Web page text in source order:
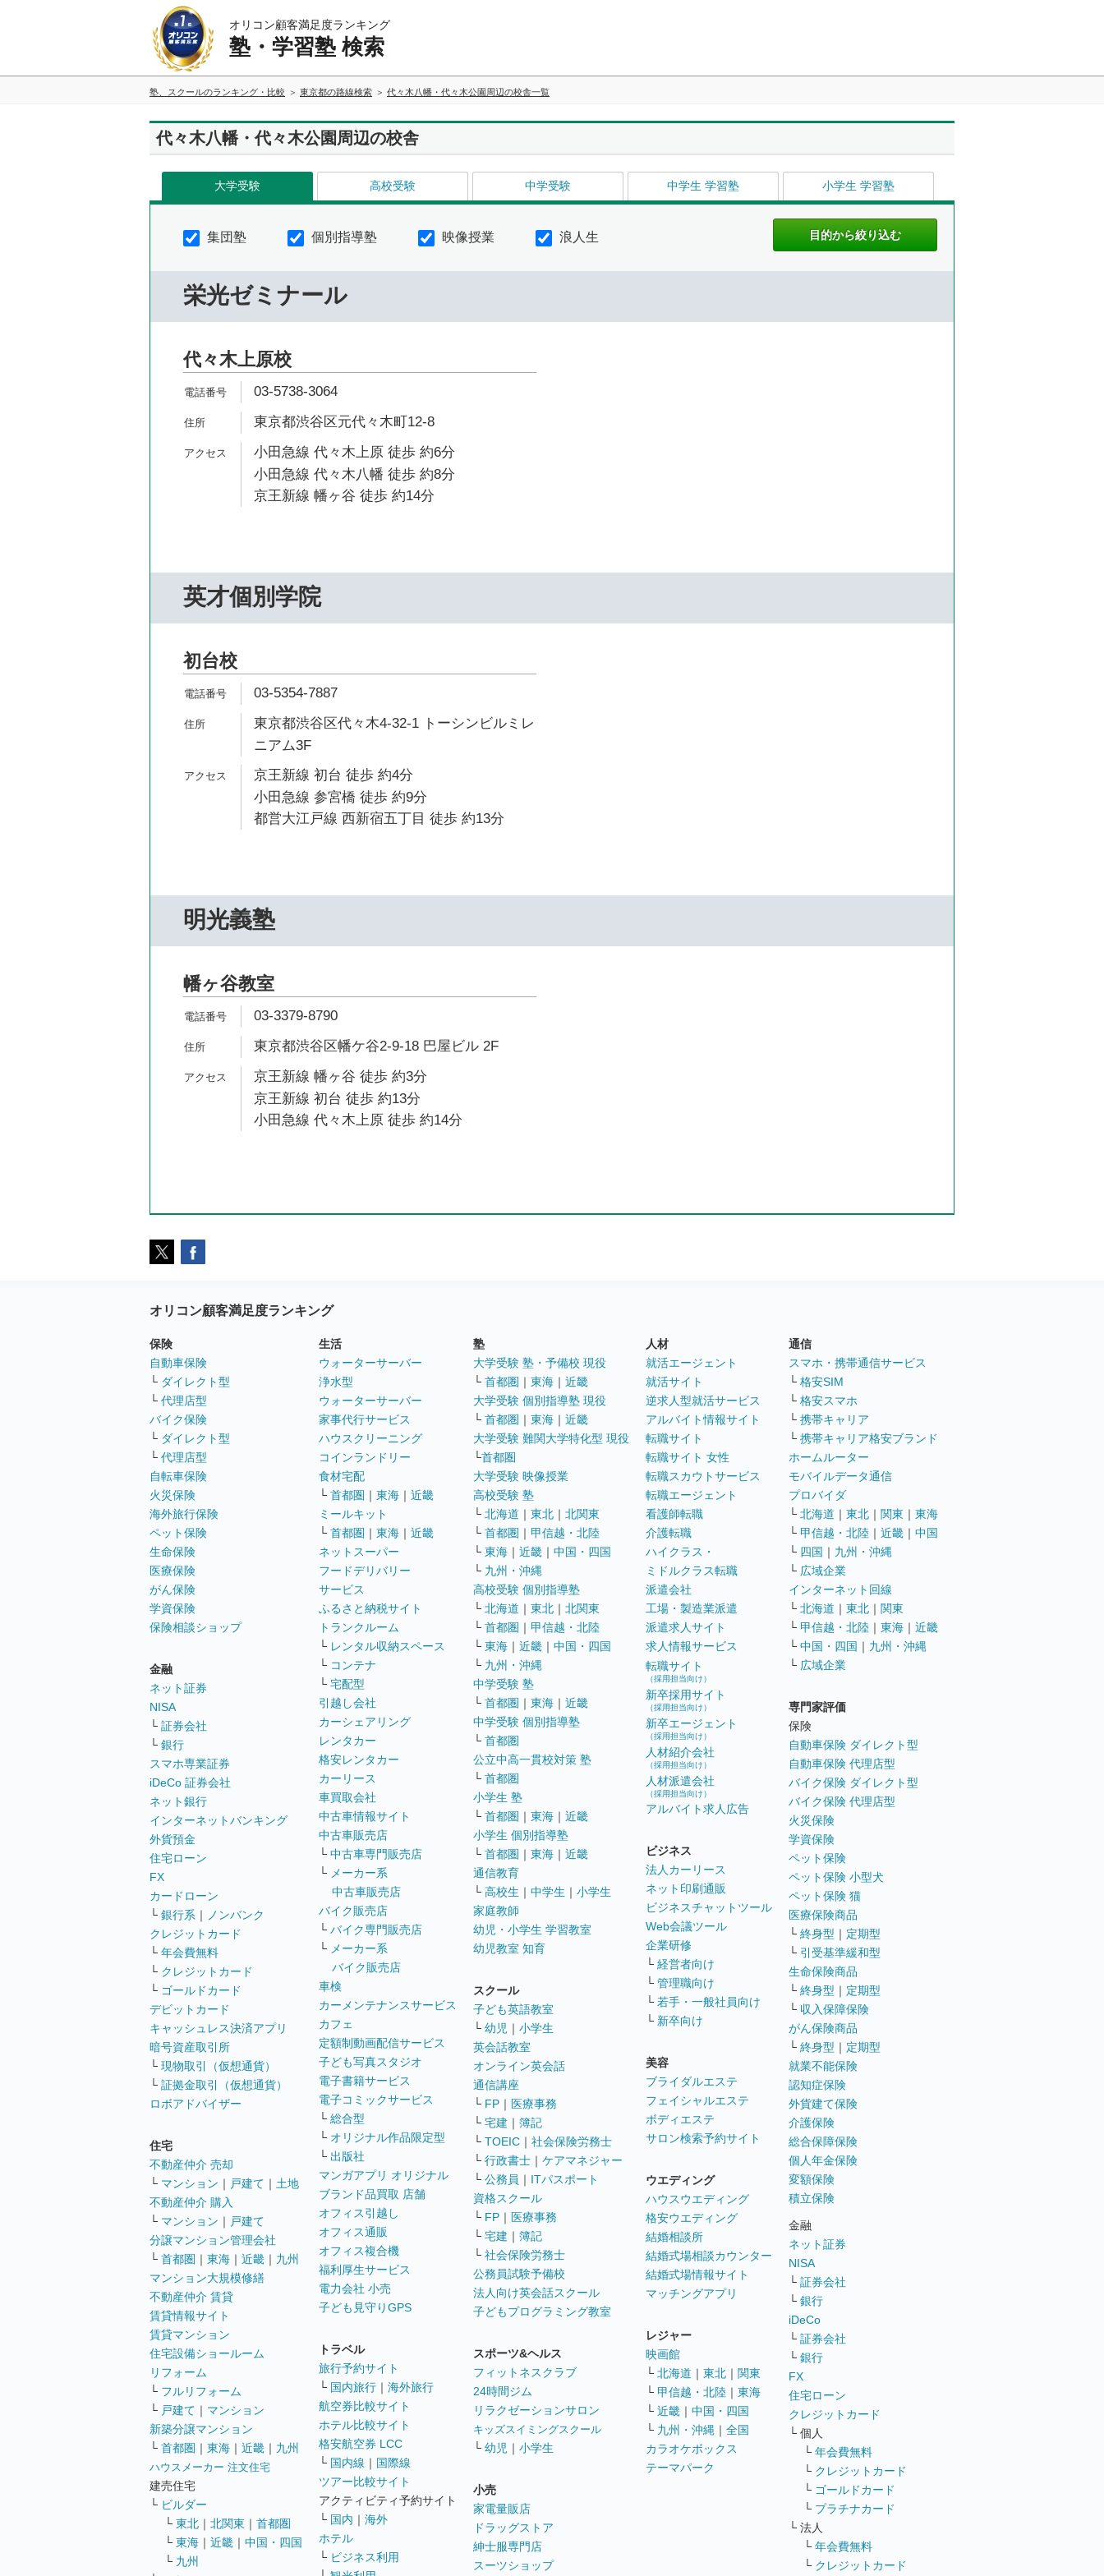
オリコン顧客満足度ランキング
塾・学習塾 検索
塾、スクールのランキング・比較 東京都の路線検索 代々木八幡・代々木公園周辺の校舎一覧
代々木八幡・代々木公園周辺の校舎
大学受験 高校受験 中学受験 中学生 学習塾 小学生 学習塾
集団塾 個別指導塾 映像授業 浪人生
栄光ゼミナール
代々木上原校
03-5738-3064
東京都渋谷区元代々木町12-8
小田急線 代々木上原 徒歩 約6分
小田急線 代々木八幡 徒歩 約8分
京王新線 幡ヶ谷 徒歩 約14分
英才個別学院
初台校
03-5354-7887
東京都渋谷区代々木4-32-1 トーシンビルミレ
ニアム3F
京王新線 初台 徒歩 約4分
小田急線 参宮橋 徒歩 約9分
都営大江戸線 西新宿五丁目 徒歩 約13分
明光義塾
幡ヶ谷教室
03-3379-8790
東京都渋谷区幡ケ谷2-9-18 巴屋ビル 2F
京王新線 幡ヶ谷 徒歩 約3分
京王新線 初台 徒歩 約13分
小田急線 代々木上原 徒歩 約14分
オリコン顧客満足度ランキング
保険
自動車保険
└ ダイレクト型
└ 代理店型
バイク保険
└ ダイレクト型
└ 代理店型
自転車保険
火災保険
海外旅行保険
ペット保険
生命保険
医療保険
がん保険
学資保険
保険相談ショップ
金融
ネット証券
NISA
└ 証券会社
└ 銀行
スマホ専業証券
iDeCo 証券会社
ネット銀行
インターネットバンキング
外貨預金
住宅ローン
FX
カードローン
└ 銀行系 ｜
ノンバンク
クレジットカード
└ 年会費無料
└ クレジットカード
└ ゴールドカード
デビットカード
キャッシュレス決済アプリ
暗号資産取引所
└ 現物取引（仮想通貨）
└ 証拠金取引（仮想通貨）
ロボアドバイザー
住宅
不動産仲介 売却
└ マンション ｜ 戸建て ｜ 土地
不動産仲介 購入
└ マンション ｜ 戸建て
分譲マンション管理会社
└ 首都圏 ｜ 東海 ｜ 近畿 ｜ 九州
マンション大規模修繕
不動産仲介 賃貸
賃貸情報サイト
賃貸マンション
住宅設備ショールーム
リフォーム
└ フルリフォーム
└ 戸建て ｜ マンション
新築分譲マンション
└ 首都圏 ｜ 東海 ｜ 近畿 ｜ 九州
ハウスメーカー 注文住宅
建売住宅
└ ビルダー
└ 東北 ｜ 北関東 ｜ 首都圏
└ 東海 ｜ 近畿 ｜ 中国・四国
└ 九州
生活
ウォーターサーバー
浄水型
ウォーターサーバー
家事代行サービス
ハウスクリーニング
コインランドリー
食材宅配
└ 首都圏 ｜ 東海 ｜ 近畿
ミールキット
└ 首都圏 ｜ 東海 ｜ 近畿
ネットスーパー
フードデリバリー
サービス
ふるさと納税サイト
トランクルーム
└ レンタル収納スペース
└ コンテナ
└ 宅配型
引越し会社
カーシェアリング
レンタカー
格安レンタカー
カーリース
車買取会社
中古車情報サイト
中古車販売店
└ 中古車専門販売店
└ メーカー系
中古車販売店
バイク販売店
└ バイク専門販売店
└ メーカー系
バイク販売店
車検
カーメンテナンスサービス
カフェ
定額制動画配信サービス
子ども写真スタジオ
電子書籍サービス
電子コミックサービス
└ 総合型
└ オリジナル作品限定型
└ 出版社
マンガアプリ オリジナル
ブランド品買取 店舗
オフィス引越し
オフィス通販
オフィス複合機
福利厚生サービス
電力会社 小売
子ども見守りGPS
トラベル
旅行予約サイト
└ 国内旅行 ｜ 海外旅行
航空券比較サイト
ホテル比較サイト
格安航空券 LCC
└ 国内線 ｜ 国際線
ツアー比較サイト
アクティビティ予約サイト
└ 国内 ｜ 海外
ホテル
└ ビジネス利用
塾
大学受験 塾・予備校 現役
└ 首都圏 ｜ 東海 ｜ 近畿
大学受験 個別指導塾 現役
└ 首都圏 ｜ 東海 ｜ 近畿
大学受験 難関大学特化型 現役
└首都圏
大学受験 映像授業
高校受験 塾
└ 北海道 ｜ 東北 ｜ 北関東
└ 首都圏 ｜ 甲信越・北陸
└ 東海 ｜ 近畿 ｜ 中国・四国
└ 九州・沖縄
高校受験 個別指導塾
└ 北海道 ｜ 東北 ｜ 北関東
└ 首都圏 ｜ 甲信越・北陸
└ 東海 ｜ 近畿 ｜ 中国・四国
└ 九州・沖縄
中学受験 塾
└ 首都圏 ｜ 東海 ｜ 近畿
中学受験 個別指導塾
└ 首都圏
公立中高一貫校対策 塾
└ 首都圏
小学生 塾
└ 首都圏 ｜ 東海 ｜ 近畿
小学生 個別指導塾
└ 首都圏 ｜ 東海 ｜ 近畿
通信教育
└ 高校生 ｜ 中学生 ｜ 小学生
家庭教師
幼児・小学生 学習教室
幼児教室 知育
スクール
子ども英語教室
└ 幼児 ｜ 小学生
英会話教室
オンライン英会話
通信講座
└ FP ｜ 医療事務
└ 宅建 ｜ 簿記
└ TOEIC ｜ 社会保険労務士
└ 行政書士 ｜ ケアマネジャー
└ 公務員 ｜ ITパスポート
資格スクール
└ FP ｜ 医療事務
└ 宅建 ｜ 簿記
└ 社会保険労務士
公務員試験予備校
法人向け英会話スクール
子どもプログラミング教室
スポーツ&ヘルス
フィットネスクラブ
24時間ジム
リラクゼーションサロン
キッズスイミングスクール
└ 幼児 ｜ 小学生
小売
家電量販店
ドラッグストア
紳士服専門店
スーツショップ
人材
就活エージェント
就活サイト
逆求人型就活サービス
アルバイト情報サイト
転職サイト
転職サイト 女性
転職スカウトサービス
転職エージェント
看護師転職
介護転職
ハイクラス・
ミドルクラス転職
派遣会社
工場・製造業派遣
派遣求人サイト
求人情報サービス
転職サイト
（採用担当向け）
新卒採用サイト
（採用担当向け）
新卒エージェント
（採用担当向け）
人材紹介会社
（採用担当向け）
人材派遣会社
（採用担当向け）
アルバイト求人広告
ビジネス
法人カーリース
ネット印刷通販
ビジネスチャットツール
Web会議ツール
企業研修
└ 経営者向け
└ 管理職向け
└ 若手・一般社員向け
└ 新卒向け
美容
ブライダルエステ
フェイシャルエステ
ボディエステ
サロン検索予約サイト
ウエディング
ハウスウエディング
格安ウエディング
結婚相談所
結婚式場相談カウンター
結婚式場情報サイト
マッチングアプリ
レジャー
映画館
└ 北海道 ｜ 東北 ｜ 関東
└ 甲信越・北陸 ｜ 東海
└ 近畿 ｜ 中国・四国
└ 九州・沖縄 ｜ 全国
カラオケボックス
テーマパーク
通信
スマホ・携帯通信サービス
└ 格安SIM
└ 格安スマホ
└ 携帯キャリア
└ 携帯キャリア格安ブランド
ホームルーター
モバイルデータ通信
プロバイダ
└ 北海道 ｜ 東北 ｜ 関東 ｜ 東海
└ 甲信越・北陸 ｜ 近畿 ｜ 中国
└ 四国 ｜ 九州・沖縄
└ 広域企業
インターネット回線
└ 北海道 ｜ 東北 ｜ 関東
└ 甲信越・北陸 ｜ 東海 ｜ 近畿
└ 中国・四国 ｜ 九州・沖縄
└ 広域企業
専門家評価
保険
自動車保険 ダイレクト型
自動車保険 代理店型
バイク保険 ダイレクト型
バイク保険 代理店型
火災保険
学資保険
ペット保険
ペット保険 小型犬
ペット保険 猫
医療保険商品
└ 終身型 ｜ 定期型
└ 引受基準緩和型
生命保険商品
└ 終身型 ｜ 定期型
└ 収入保障保険
がん保険商品
└ 終身型 ｜ 定期型
就業不能保険
認知症保険
外貨建て保険
介護保険
総合保障保険
個人年金保険
変額保険
積立保険
金融
ネット証券
NISA
└ 証券会社
└ 銀行
iDeCo
└ 証券会社
└ 銀行
FX
住宅ローン
クレジットカード
└ 個人
└ 年会費無料
└ クレジットカード
└ ゴールドカード
└ プラチナカード
└ 法人
└ 年会費無料
└ クレジットカード